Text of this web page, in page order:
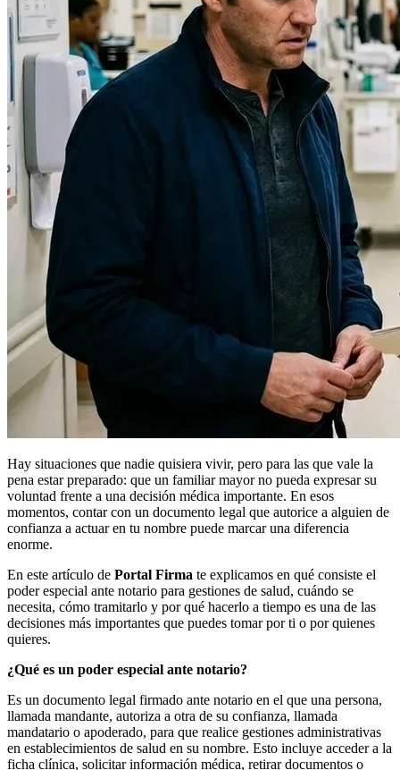
Hay situaciones que nadie quisiera vivir, pero para las que vale la
pena estar preparado: que un familiar mayor no pueda expresar su
voluntad frente a una decisión médica importante. En esos
momentos, contar con un documento legal que autorice a alguien de
confianza a actuar en tu nombre puede marcar una diferencia
enorme.
En este artículo de Portal Firma te explicamos en qué consiste el
poder especial ante notario para gestiones de salud, cuándo se
necesita, cómo tramitarlo y por qué hacerlo a tiempo es una de las
decisiones más importantes que puedes tomar por ti o por quienes
quieres.
¿Qué es un poder especial ante notario?
Es un documento legal firmado ante notario en el que una persona,
llamada mandante, autoriza a otra de su confianza, llamada
mandatario o apoderado, para que realice gestiones administrativas
en establecimientos de salud en su nombre. Esto incluye acceder a la
ficha clínica, solicitar información médica, retirar documentos o